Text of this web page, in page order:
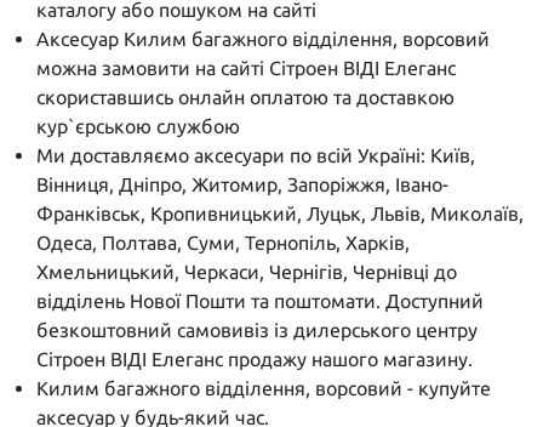
каталогу або пошуком на сайті
Аксесуар Килим багажного відділення, ворсовий
можна замовити на сайті Сітроен ВІДІ Елеганс
скориставшись онлайн оплатою та доставкою
кур`єрською службою
Ми доставляємо аксесуари по всій Україні: Київ,
Вінниця, Дніпро, Житомир, Запоріжжя, Івано-
Франківськ, Кропивницький, Луцьк, Львів, Миколаїв,
Одеса, Полтава, Суми, Тернопіль, Харків,
Хмельницький, Черкаси, Чернігів, Чернівці до
відділень Нової Пошти та поштомати. Доступний
безкоштовний самовивіз із дилерського центру
Сітроен ВІДІ Елеганс продажу нашого магазину.
Килим багажного відділення, ворсовий - купуйте
аксесуар у будь-який час.